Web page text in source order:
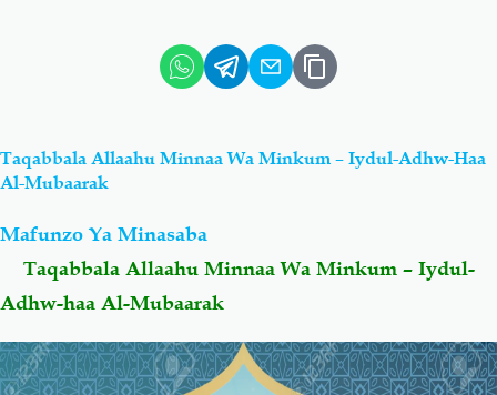
Hadiyth
Aqiydah
Shirki & Kufru
Salaf Wa Ummah
Fiqh-Ibaadah Duaa-Adhkaar
Taqabbala Allaahu Minnaa Wa Minkum – Iydul-Adhw-Haa
Al-Mubaarak
Mafunzo Ya Minasaba
Taqabbala Allaahu Minnaa Wa Minkum – Iydul-
Adhw-haa Al-Mubaarak